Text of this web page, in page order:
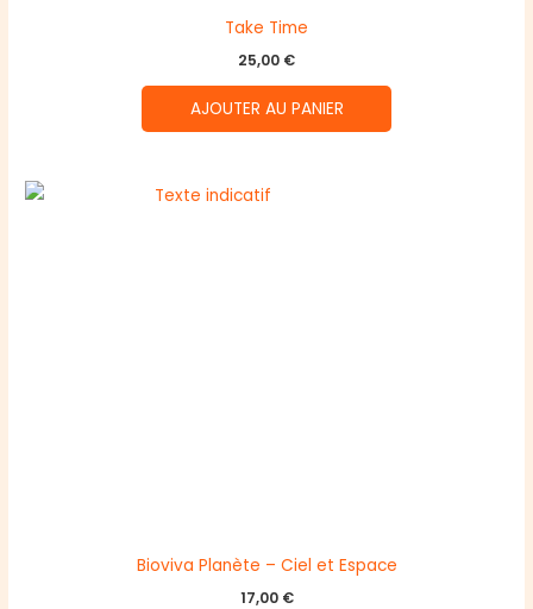
Take Time
25,00 €
AJOUTER AU PANIER
Bioviva Planète – Ciel et Espace
17,00 €